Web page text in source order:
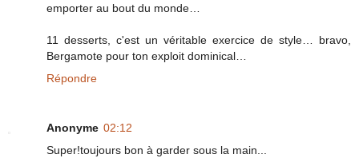
emporter au bout du monde…
11 desserts, c'est un véritable exercice de style… bravo,
Bergamote pour ton exploit dominical…
Répondre
Anonyme 02:12
Super!toujours bon à garder sous la main...